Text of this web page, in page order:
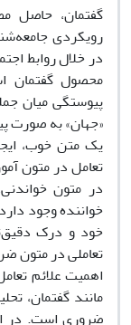
گفتمان، حاصل
رویکردی
در خلال روابط
محصول گفتمان
پیوستگی میان
«جهان» به صورت
یک متن خوب،
تعامل در متون
در متون
خواننده وجود
خود و درک
تعاملی در متون
اهمیت علائم
مانند گفتمان،
ضروری است. در